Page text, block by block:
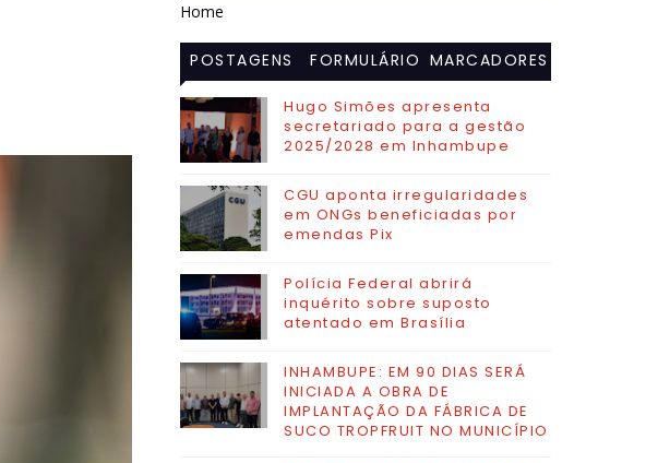
Home
POSTAGENS
MAIS
VISITADAS
FORMULÁRIO MARCADORES
Hugo Simões apresenta
secretariado para a gestão
2025/2028 em Inhambupe
CGU aponta irregularidades
em ONGs beneficiadas por
emendas Pix
Polícia Federal abrirá
inquérito sobre suposto
atentado em Brasília
INHAMBUPE: EM 90 DIAS SERÁ
INICIADA A OBRA DE
IMPLANTAÇÃO DA FÁBRICA DE
SUCO TROPFRUIT NO MUNICÍPIO